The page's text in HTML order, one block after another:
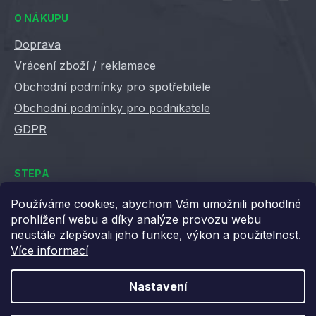
Používáme cookies, abychom Vám umožnili pohodlné
prohlížení webu a díky analýze provozu webu
neustále zlepšovali jeho funkce, výkon a použitelnost.
Více informací
Nastavení
O NÁKUPU
Doprava
Vrácení zboží / reklamace
Obchodní podmínky pro spotřebitele
Obchodní podmínky pro podnikatele
GDPR
STEPA
Kontakty
Kariéra ve Stepě
Věrnostní slevy
Blog STEPA